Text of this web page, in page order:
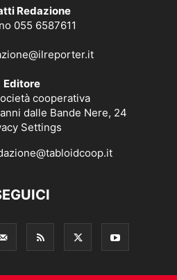
Redazione
055 6587611
Editore
cooperativa
dalle Bande Nere, 24
Settings